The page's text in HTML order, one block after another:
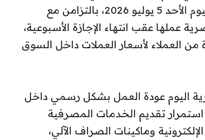
خلال بداية تعاملات اليوم الأحد 5 يوليو 2026، بالتزامن مع
عملها عقب انتهاء الإجازة الأسبوعية،
العملاء لأسعار العملات داخل السوق
اليوم عودة العمل بشكل رسمي داخل
استمرار تقديم الخدمات المصرفية
وماكينات الصراف الآلي،